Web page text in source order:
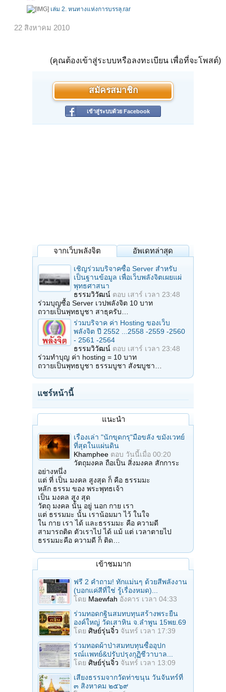
เล่ม 2. หนทางแห่งการบรรลุ.rar
22 สิงหาคม 2010
(คุณต้องเข้าสู่ระบบหรือลงทะเบียน เพื่อที่จะโพสต์)
สมัครสมาชิก
เข้าสู่ระบบด้วย Facebook
จากเว็บพลังจิต อัพเดทล่าสุด
เชิญร่วมบริจาคซื้อ Server สำหรับ
เป็นฐานข้อมูล เพื่อเว็บพลังจิตเผยแผ่
พุทธศาสนา
ธรรมวิวัฒน์ ตอบ เสาร์ เวลา 23:48
ร่วมบุญซื้อ Server เวปพลังจิต 10 บาท
ถวายเป็นพุทธบูชา สาธุครับ…
ร่วมบริจาค ค่า Hosting ของเว็บ
พลังจิต ปี 2552 ...2558 -2559 -2560
- 2561 -2564
ธรรมวิวัฒน์ ตอบ เสาร์ เวลา 23:48
ร่วมทำบุญ ค่า hosting = 10 บาท
ถวายเป็นพุทธบูชา ธรรมบูชา สังฆบูชา…
แชร์หน้านี้
แนะนำ
เรื่องเล่า "นักขุดกรุ"มือขลัง ขมังเวทย์
ที่สุดในแผ่นดิน
Khamphee ตอบ วันนี้เมื่อ 00:20
วัตถุมงคล ถือเป็น สิ่งมงคล สักการะ
อย่างหนึ่ง
แต่ ที่ เป็น มงคล สูงสุด ก็ คือ ธรรมมะ
หลัก ธรรม ของ พระพุทธเจ้า
เป็น มงคล สูง สุด
วัตถุ มงคล นั้น อยู่ นอก กาย เรา
แต่ ธรรมมะ นั้น เราน้อมมา ไว้ ในใจ
ใน กาย เรา ได้ และธรรมมะ คือ ความดี
สามารถติด ตัวเราไป ได้ แม้ แต่ เวลาตายไป
ธรรมมะคือ ความดี ก็ ติด…
เข้าชมมาก
ฟรี 2 คำถาม! ทักแม่นๆ ด้วยสีพลังงาน
(บอกแค่สีที่ใช่ รู้เรื่องหมด)...
โดย Maewfah อังคาร เวลา 04:33
ร่วมทอดกฐินสมทบทุนสร้างพระยืน
องค์ใหญ่ วัดเสาหิน จ.ลําพูน 15พย.69
โดย ศิษย์รุ่นจิ๋ว จันทร์ เวลา 17:39
ร่วมทอดผ้าป่าสมทบทุนซื้ออุปก
รณ์เเพทย์&ปรับปรุงกุฏิชีวาบาล...
โดย ศิษย์รุ่นจิ๋ว จันทร์ เวลา 13:09
เสียงธรรมจากวัดท่าขนุน วันจันทร์ที่
๓ สิงหาคม ๒๕๖๙